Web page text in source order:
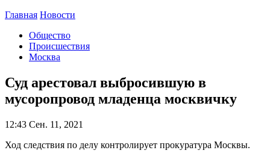
Главная Новости
Общество
Происшествия
Москва
Суд арестовал выбросившую в
мусоропровод младенца москвичку
12:43 Сен. 11, 2021
Ход следствия по делу контролирует прокуратура Москвы.